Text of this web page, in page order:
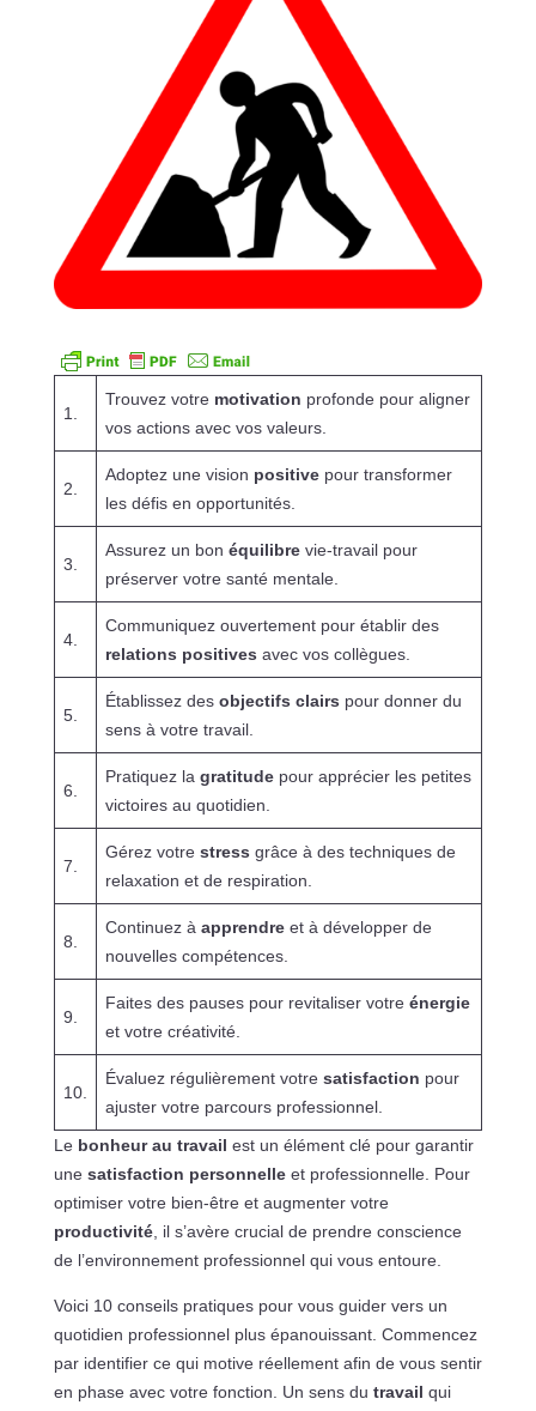
1.
Trouvez votre motivation profonde pour aligner
vos actions avec vos valeurs.
2.
Adoptez une vision positivepour transformer
les défis en opportunités.
3.
Assurez un bon équilibrevie-travail pour
préserver votre santé mentale.
4.
Communiquez ouvertement pour établir des
relations positives avec vos collègues.
5.
Établissez des objectifs clairs pour donner du
sens à votre travail.
6.
Pratiquez la gratitudepour apprécier les petites
victoires au quotidien.
7.
Gérez votre stress grâce à des techniques de
relaxation et de respiration.
8.
Continuez à apprendreet à développer de
nouvelles compétences.
9.
Faites des pauses pour revitaliser votre énergie
et votre créativité.
10.
Évaluez régulièrement votre satisfaction pour
ajuster votre parcours professionnel.
Le bonheur au travail est un élément clé pour garantir
une satisfaction personnelleet professionnelle. Pour
optimiser votre bien-être et augmenter votre
productivité, il s’avère crucial de prendre conscience
de l’environnement professionnel qui vous entoure.
Voici 10 conseils pratiques pour vous guider vers un
quotidien professionnel plus épanouissant. Commencez
par identifier ce qui motive réellement afin de vous sentir
en phase avec votre fonction. Un sens du travail qui